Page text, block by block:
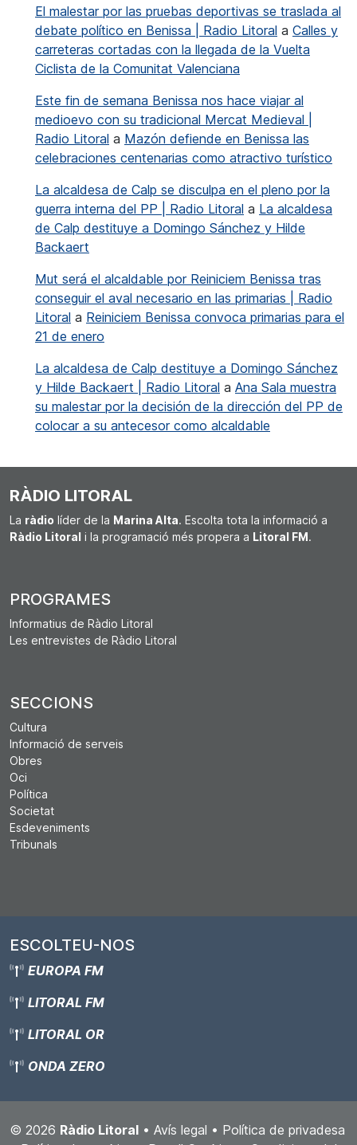
El malestar por las pruebas deportivas se traslada al
debate político en Benissa | Radio Litoral a Calles y
carreteras cortadas con la llegada de la Vuelta
Ciclista de la Comunitat Valenciana
Este fin de semana Benissa nos hace viajar al
medioevo con su tradicional Mercat Medieval |
Radio Litoral a Mazón defiende en Benissa las
celebraciones centenarias como atractivo turístico
La alcaldesa de Calp se disculpa en el pleno por la
guerra interna del PP | Radio Litoral a La alcaldesa
de Calp destituye a Domingo Sánchez y Hilde
Backaert
Mut será el alcaldable por Reiniciem Benissa tras
conseguir el aval necesario en las primarias | Radio
Litoral a Reiniciem Benissa convoca primarias para el
21 de enero
La alcaldesa de Calp destituye a Domingo Sánchez
y Hilde Backaert | Radio Litoral a Ana Sala muestra
su malestar por la decisión de la dirección del PP de
colocar a su antecesor como alcaldable
RÀDIO LITORAL
La ràdio líder de la Marina Alta. Escolta tota la informació a
Ràdio Litoral i la programació més propera a Litoral FM.
PROGRAMES
Informatius de Ràdio Litoral
Les entrevistes de Ràdio Litoral
SECCIONS
Cultura
Informació de serveis
Obres
Oci
Política
Societat
Esdeveniments
Tribunals
ESCOLTEU-NOS
EUROPA FM
LITORAL FM
LITORAL OR
ONDA ZERO
© 2026 Ràdio Litoral • Avís legal • Política de privadesa